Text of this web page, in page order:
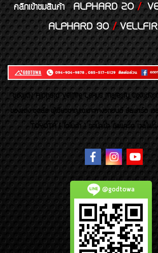
คลิกเข้าชมสินค้า ALPHARD 20/
ALPHARD 30/
ของเเต่ง Alphard Vellfire Lexus Majesty ของเเต่ง
ของแต่ง ชุดล้อ ผู้เชี่ยวชาญเฉพาะทางรถยนต์ อัลพาร์ด เวล
TOYOTA ( โตโยต้า ) รถนำเข้า อัลพาร์ด เวลไฟร์
@godtowa